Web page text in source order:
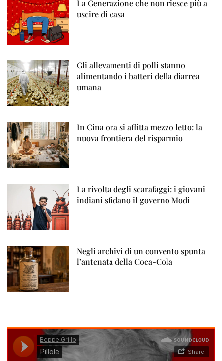
La Generazione che non riesce più a
uscire di casa
Gli allevamenti di polli stanno
alimentando i batteri della diarrea
umana
In Cina ora si affitta mezzo letto: la
nuova frontiera del risparmio
La rivolta degli scarafaggi: i giovani
indiani sfidano il governo Modi
Negli archivi di un convento spunta
l’antenata della Coca-Cola